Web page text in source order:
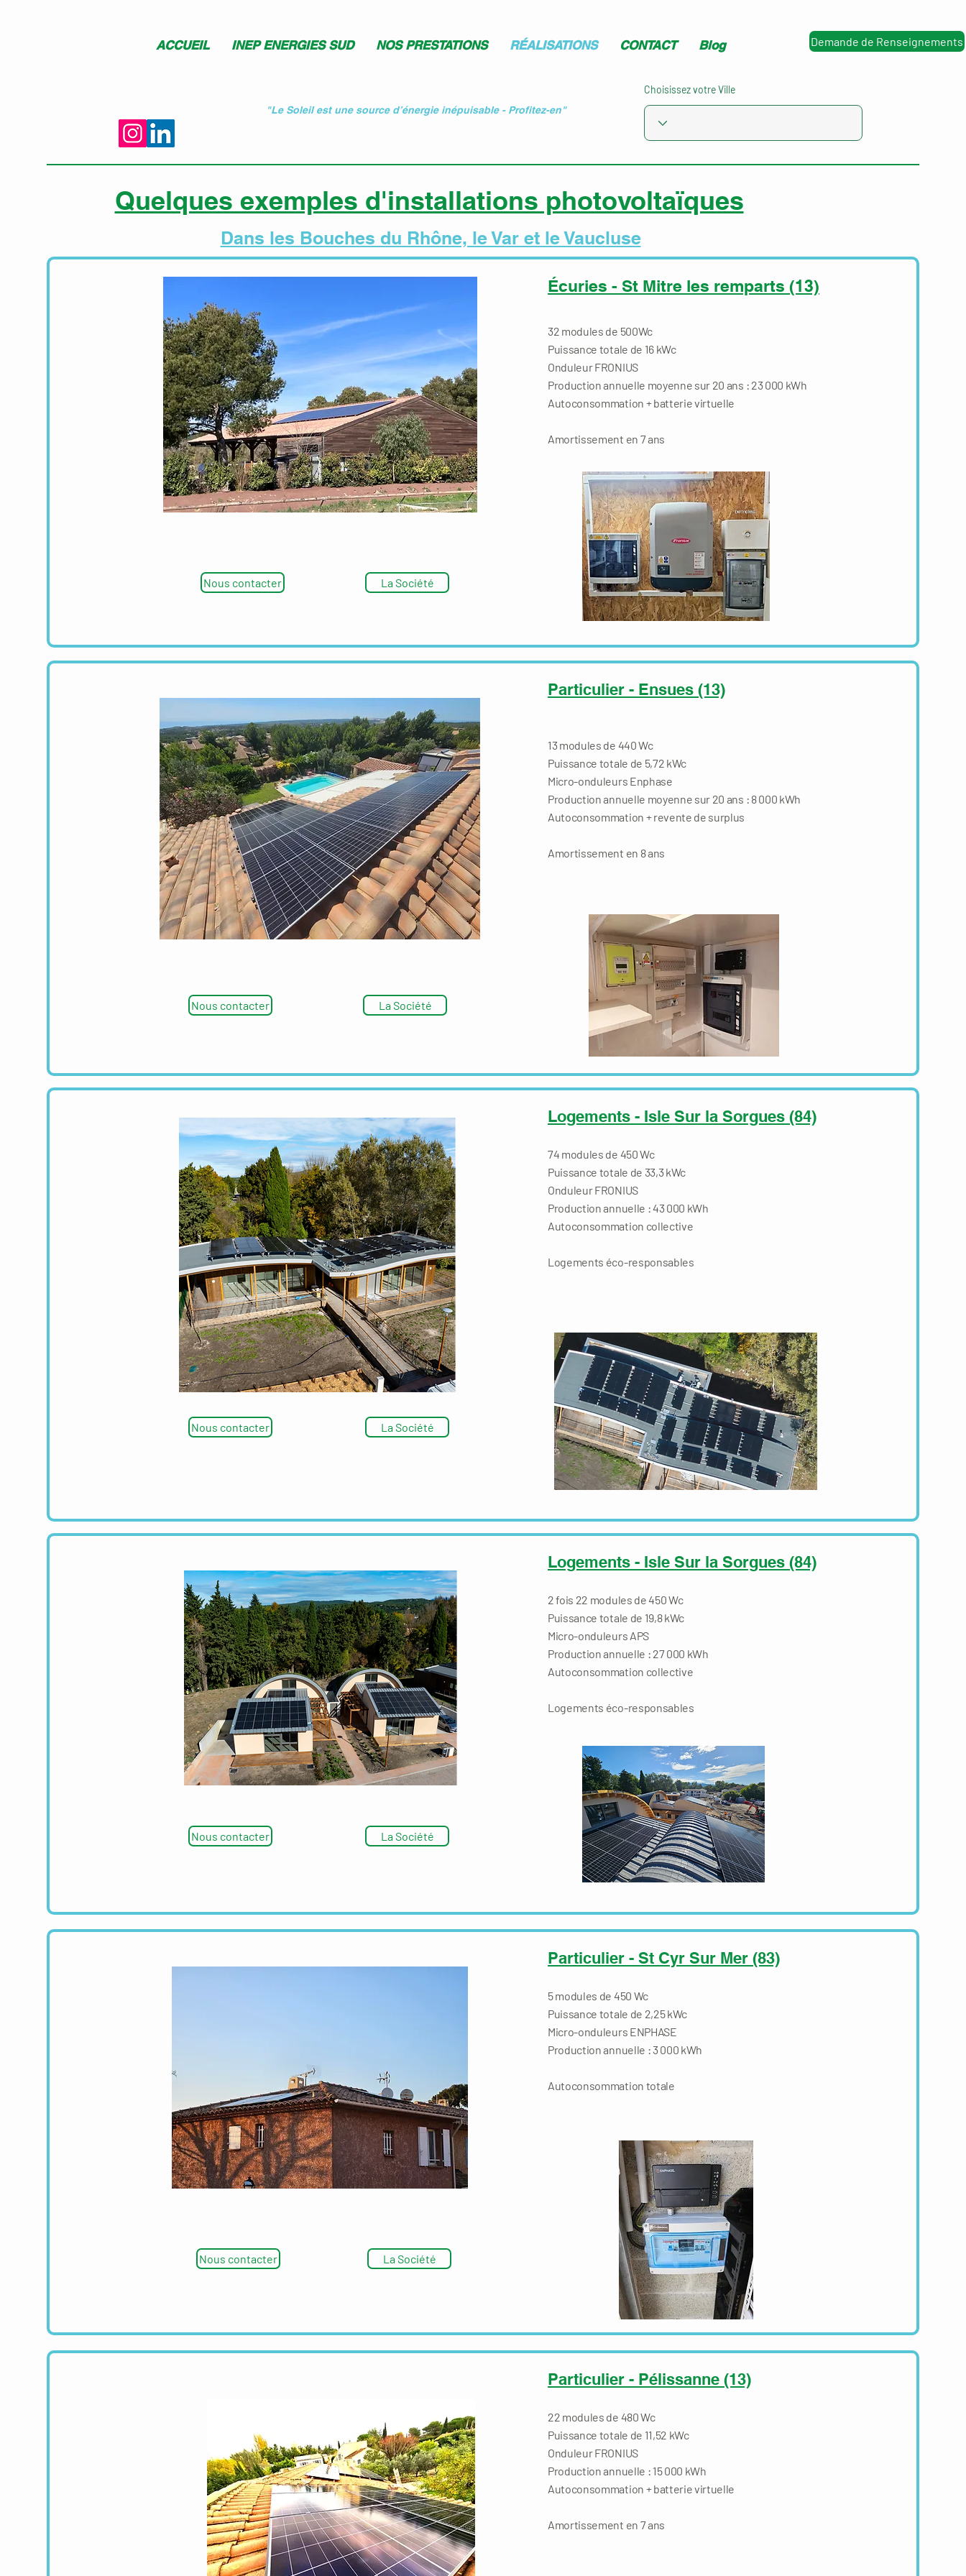
ACCUEIL INEP ENERGIES SUD NOS PRESTATIONS RÉALISATIONS CONTACT Blog Demande de Renseignements
"Le Soleil est une source d’énergie inépuisable - Profitez-en"
Choisissez votre Ville
Quelques exemples d'installations photovoltaïques
Dans les Bouches du Rhône, le Var et le Vaucluse
Nous contacter La Société
Écuries - St Mitre les remparts (13)
32 modules de 500Wc
Puissance totale de 16 kWc
Onduleur FRONIUS
Production annuelle moyenne sur 20 ans : 23 000 kWh
Autoconsommation + batterie virtuelle
Amortissement en 7 ans
Particulier - Ensues (13)
Nous contacter La Société
13 modules de 440 Wc
Puissance totale de 5,72 kWc
Micro-onduleurs Enphase
Production annuelle moyenne sur 20 ans : 8 000 kWh
Autoconsommation + revente de surplus
Amortissement en 8 ans
Nous contacter La Société
Logements - Isle Sur la Sorgues (84)
74 modules de 450 Wc
Puissance totale de 33,3 kWc
Onduleur FRONIUS
Production annuelle : 43 000 kWh
Autoconsommation collective
Logements éco-responsables
Logements - Isle Sur la Sorgues (84)
Nous contacter La Société
2 fois 22 modules de 450 Wc
Puissance totale de 19,8 kWc
Micro-onduleurs APS
Production annuelle : 27 000 kWh
Autoconsommation collective
Logements éco-responsables
Particulier - St Cyr Sur Mer (83)
Nous contacter La Société
5 modules de 450 Wc
Puissance totale de 2,25 kWc
Micro-onduleurs ENPHASE
Production annuelle : 3 000 kWh
Autoconsommation totale
Particulier - Pélissanne (13)
22 modules de 480 Wc
Puissance totale de 11,52 kWc
Onduleur FRONIUS
Production annuelle : 15 000 kWh
Autoconsommation + batterie virtuelle
Amortissement en 7 ans